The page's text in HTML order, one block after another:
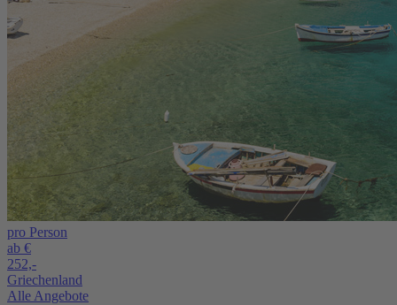
pro Person
ab €
252,-
Griechenland
Alle Angebote